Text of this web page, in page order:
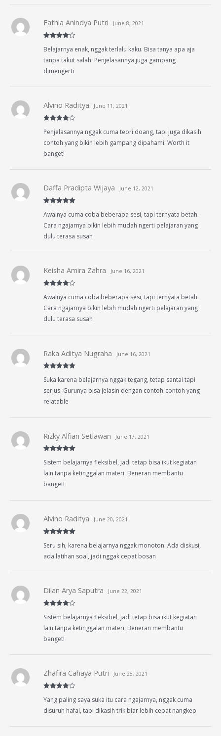
out of 5
Fathia Anindya Putri June 8, 2021
Belajarnya enak, nggak terlalu kaku. Bisa tanya apa aja
tanpa takut salah. Penjelasannya juga gampang
dimengerti
out of 5
Alvino Raditya June 11, 2021
Penjelasannya nggak cuma teori doang, tapi juga dikasih
contoh yang bikin lebih gampang dipahami. Worth it
banget!
of 5
Daffa Pradipta Wijaya June 12, 2021
Awalnya cuma coba beberapa sesi, tapi ternyata betah.
Cara ngajarnya bikin lebih mudah ngerti pelajaran yang
dulu terasa susah
out of 5
Keisha Amira Zahra June 16, 2021
Awalnya cuma coba beberapa sesi, tapi ternyata betah.
Cara ngajarnya bikin lebih mudah ngerti pelajaran yang
dulu terasa susah
of 5
Raka Aditya Nugraha June 16, 2021
Suka karena belajarnya nggak tegang, tetap santai tapi
serius. Gurunya bisa jelasin dengan contoh-contoh yang
relatable
of 5
Rizky Alfian Setiawan June 17, 2021
Sistem belajarnya fleksibel, jadi tetap bisa ikut kegiatan
lain tanpa ketinggalan materi. Beneran membantu
banget!
of 5
Alvino Raditya June 20, 2021
Seru sih, karena belajarnya nggak monoton. Ada diskusi,
ada latihan soal, jadi nggak cepat bosan
out of 5
Dilan Arya Saputra June 22, 2021
Sistem belajarnya fleksibel, jadi tetap bisa ikut kegiatan
lain tanpa ketinggalan materi. Beneran membantu
banget!
out of 5
Zhafira Cahaya Putri June 25, 2021
Yang paling saya suka itu cara ngajarnya, nggak cuma
disuruh hafal, tapi dikasih trik biar lebih cepat nangkep